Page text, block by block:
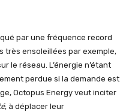
par une fréquence record
très ensoleillées par exemple,
le réseau. L’énergie n’étant
perdue si la demande est
Octopus Energy veut inciter
, à déplacer leur